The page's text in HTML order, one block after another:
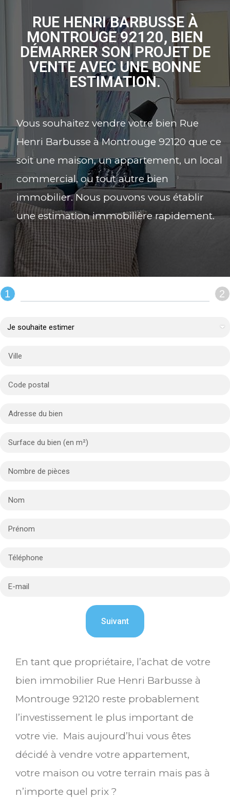
RUE HENRI BARBUSSE À
MONTROUGE 92120, BIEN
DÉMARRER SON PROJET DE
VENTE AVEC UNE BONNE
ESTIMATION.
Vous souhaitez vendre votre bien Rue
Henri Barbusse à Montrouge 92120 que ce
soit une maison, un appartement, un local
commercial, ou tout autre bien
immobilier. Nous pouvons vous établir
une estimation immobilière rapidement.
REMPLIR LE FORMULAIRE :
1 2
En tant que propriétaire, l’achat de votre
bien immobilier Rue Henri Barbusse à
Montrouge 92120 reste probablement
l’investissement le plus important de
votre vie. Mais aujourd’hui vous êtes
décidé à vendre votre appartement,
votre maison ou votre terrain mais pas à
n’importe quel prix ?